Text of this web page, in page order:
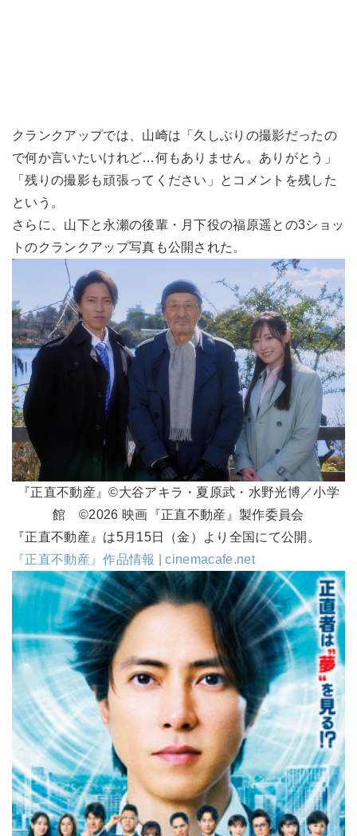
クランクアップでは、山崎は「久しぶりの撮影だったの
で何か言いたいけれど…何もありません。ありがとう」
「残りの撮影も頑張ってください」とコメントを残した
という。
さらに、山下と永瀬の後輩・月下役の福原遥との3ショッ
トのクランクアップ写真も公開された。
『正直不動産』©大谷アキラ・夏原武・水野光博／小学
館 ©2026 映画『正直不動産』製作委員会
『正直不動産』は5月15日（金）より全国にて公開。
『正直不動産』作品情報 | cinemacafe.net